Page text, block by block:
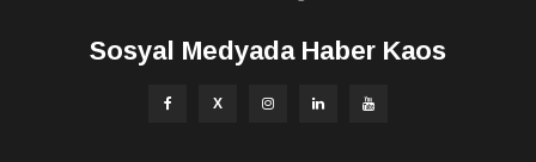
Sosyal Medyada Haber Kaos